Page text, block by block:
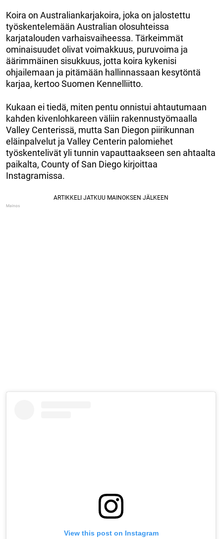
Koira on Australiankarjakoira, joka on jalostettu
työskentelemään Australian olosuhteissa
karjatalouden varhaisvaiheessa. Tärkeimmät
ominaisuudet olivat voimakkuus, puruvoima ja
äärimmäinen sisukkuus, jotta koira kykenisi
ohjailemaan ja pitämään hallinnassaan kesytöntä
karjaa, kertoo Suomen Kennelliitto.
Kukaan ei tiedä, miten pentu onnistui ahtautumaan
kahden kivenlohkareen väliin rakennustyömaalla
Valley Centerissä, mutta San Diegon piirikunnan
eläinpalvelut ja Valley Centerin palomiehet
työskentelivät yli tunnin vapauttaakseen sen ahtaalta
paikalta, County of San Diego kirjoittaa
Instagramissa.
View this post on Instagram